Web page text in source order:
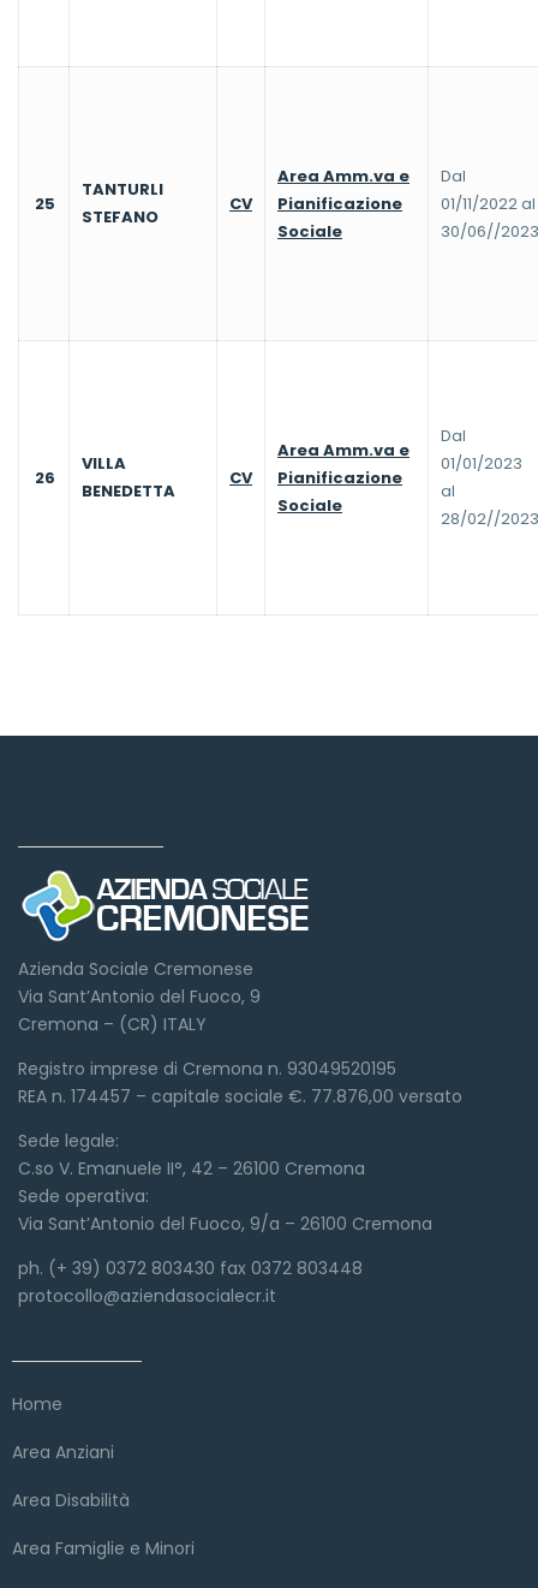
25
TANTURLI
STEFANO
CV
Area Amm.va e
Pianificazione
Sociale
Dal
01/11/2022 al
30/06//2023
26
VILLA
BENEDETTA
CV
Area Amm.va e
Pianificazione
Sociale
Dal
01/01/2023
al
28/02//2023
Azienda Sociale Cremonese
Via Sant’Antonio del Fuoco, 9
Cremona – (CR) ITALY
Registro imprese di Cremona n. 93049520195
REA n. 174457 – capitale sociale €. 77.876,00 versato
Sede legale:
C.so V. Emanuele II°, 42 – 26100 Cremona
Sede operativa:
Via Sant’Antonio del Fuoco, 9/a – 26100 Cremona
ph. (+ 39) 0372 803430 fax 0372 803448
protocollo@aziendasocialecr.it
Home
Area Anziani
Area Disabilità
Area Famiglie e Minori